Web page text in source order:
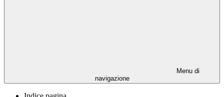
Menu di
navigazione